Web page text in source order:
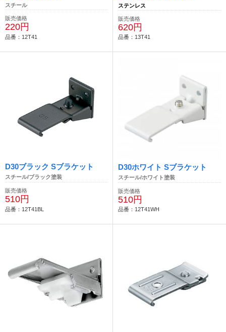
スチール
販売価格
220円
品番：12T41
ステンレス
販売価格
620円
品番：13T41
D30ブラック Sブラケット
スチール/ブラック塗装
販売価格
510円
品番：12T41BL
D30ホワイト Sブラケット
スチール/ホワイト塗装
販売価格
510円
品番：12T41WH